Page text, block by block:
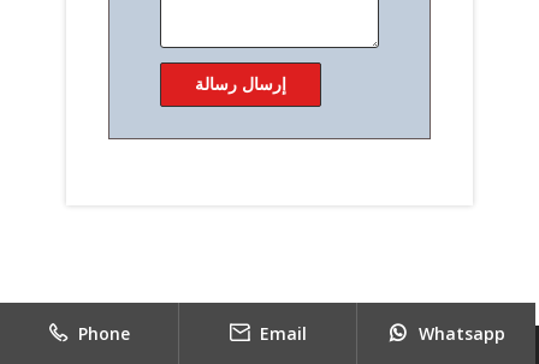
Phone Email Whatsapp